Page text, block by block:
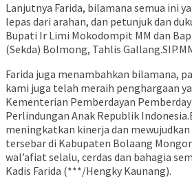
Lanjutnya Farida, bilamana semua ini
lepas dari arahan, dan petunjuk dan
Bupati Ir Limi Mokodompit MM dan
(Sekda) Bolmong, Tahlis
Farida juga menambahkan bilamana,
kami juga telah meraih penghargaan
Kementerian Pemberdayan
Perlindungan Anak Republik
meningkatkan kinerja dan mewujudkan
tersebar di Kabupaten Bolaang
wal’afiat selalu, cerdas dan bahagia
Kadis Farida (***/Hengky Kaunang).